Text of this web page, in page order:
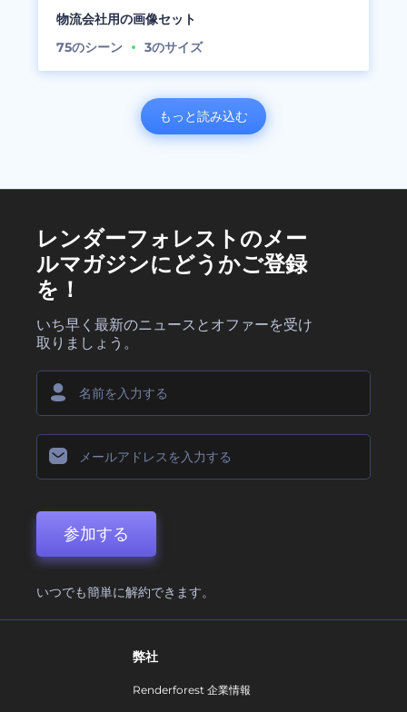
物流会社用の画像セット
75のシーン 3のサイズ
もっと読み込む
レンダーフォレストのメー
ルマガジンにどうかご登録
を！
いち早く最新のニュースとオファーを受け
取りましょう。
参加する
いつでも簡単に解約できます。
弊社
Renderforest 企業情報